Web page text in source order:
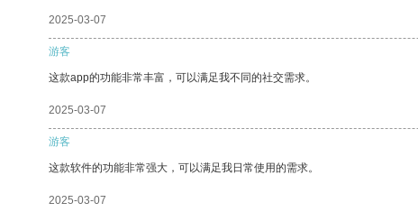
2025-03-07
游客
这款app的功能非常丰富，可以满足我不同的社交需求。
2025-03-07
游客
这款软件的功能非常强大，可以满足我日常使用的需求。
2025-03-07